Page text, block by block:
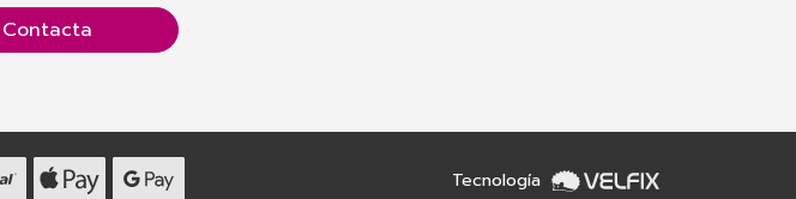
Contacta
Tecnología